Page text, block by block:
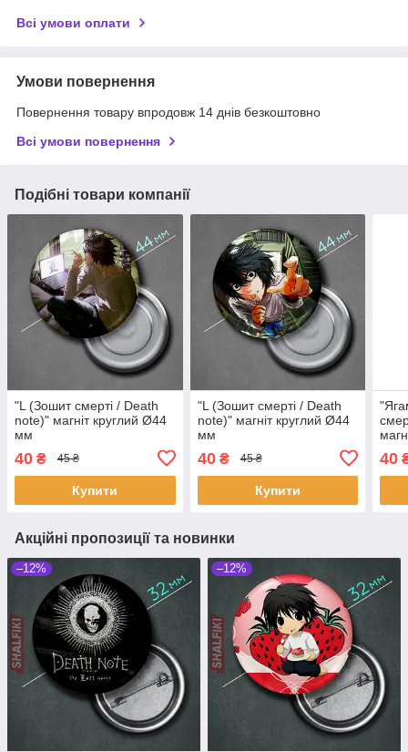
Всі умови оплати
Умови повернення
Повернення товару впродовж 14 днів безкоштовно
Всі умови повернення
Подібні товари компанії
"L (Зошит смерті / Death
note)" магніт круглий Ø44
мм
40 ₴ 45 ₴
Купити
"L (Зошит смерті / Death
note)" магніт круглий Ø44
мм
40₴ 45 ₴
Купити
40
Акційні пропозиції та новинки
–12% –12%